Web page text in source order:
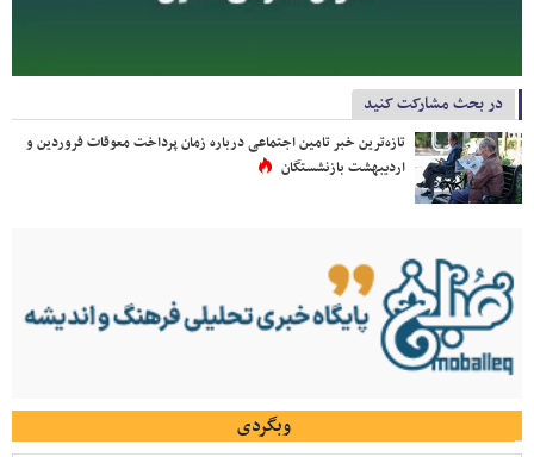
در بحث مشارکت کنید
تازه‌ترین خبر تامین اجتماعی درباره زمان پرداخت معوقات فروردین و
اردیبهشت بازنشستگان
وبگردی